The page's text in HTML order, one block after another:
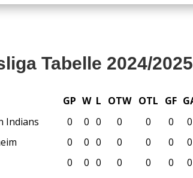
Tabelle 2024/2025